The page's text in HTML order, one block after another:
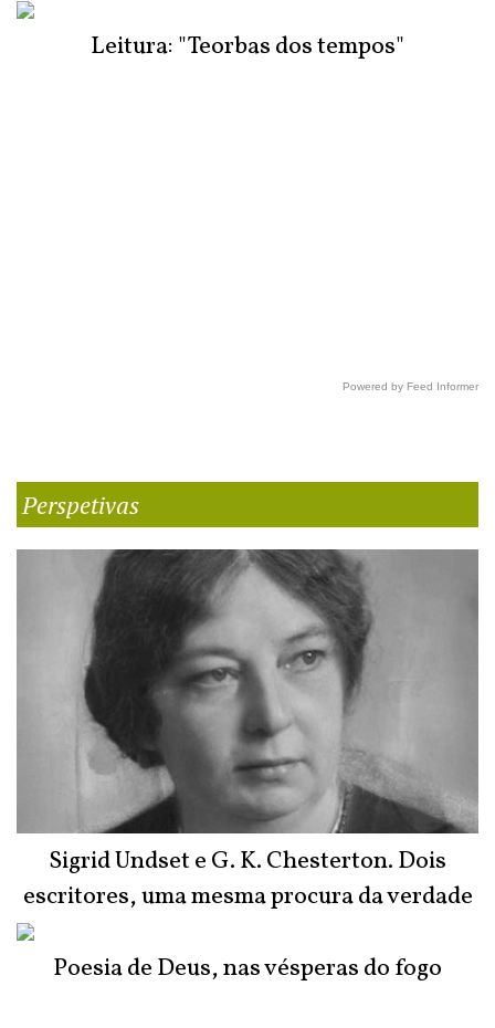
Leitura: "Teorbas dos tempos"
Powered by Feed Informer
Perspetivas
Sigrid Undset e G. K. Chesterton. Dois
escritores, uma mesma procura da verdade
Poesia de Deus, nas vésperas do fogo